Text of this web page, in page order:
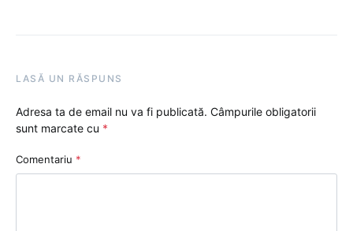
LASĂ UN RĂSPUNS
Adresa ta de email nu va fi publicată. Câmpurile obligatorii
sunt marcate cu *
Comentariu *